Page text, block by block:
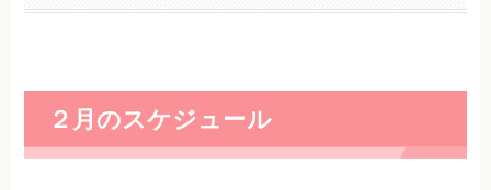
２月のスケジュール